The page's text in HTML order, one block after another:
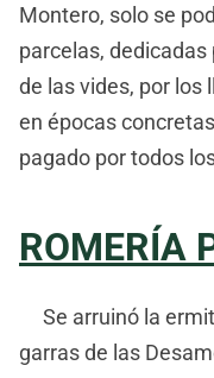
Montero, solo se
parcelas,
de las vides, por los
en épocas
pagado por todos
ROMERÍA
Se arruinó la
garras de las